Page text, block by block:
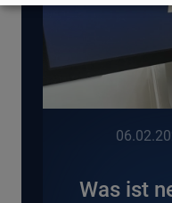
Was ist